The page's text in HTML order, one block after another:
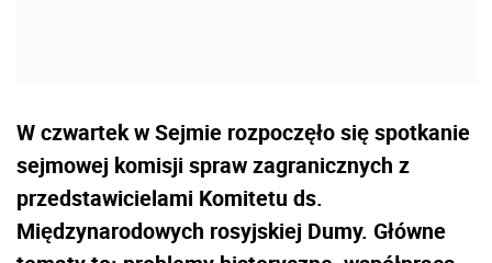
W czwartek w Sejmie rozpoczęło się spotkanie
sejmowej komisji spraw zagranicznych z
przedstawicielami Komitetu ds.
Międzynarodowych rosyjskiej Dumy. Główne